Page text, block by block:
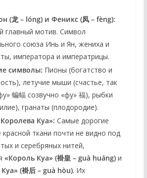
(龙 – lóng) и Феникс (凤 – fèng):
главный мотив. Символ
союза Инь и Ян, жениха и
императора и императрицы.
символы: Пионы (богатство и
летучие мыши (счастье, так
蝙蝠 созвучно «фу» 福), рыбки
гранаты (плодородие).
Куа»: Самые дорогие
красной ткани почти не видно под
и серебряных нитей,
«Король Куа» (褂皇 – guà huáng)и
(褂后 – guà hòu). Их